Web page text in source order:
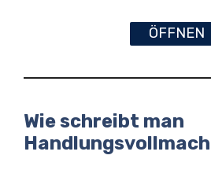
ÖFFNEN
Wie schreibt man